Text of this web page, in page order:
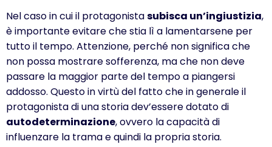
Nel caso in cui il protagonistasubisca un’ingiustizia,
è importante evitare che stia lì a lamentarsene per
tutto il tempo. Attenzione, perché non significa che
non possa mostrare sofferenza, ma che non deve
passare la maggior parte del tempo a piangersi
addosso. Questo in virtù del fatto che in generale il
protagonista di una storia dev’essere dotato di
autodeterminazione, ovvero la capacità di
influenzare la trama e quindi la propria storia.